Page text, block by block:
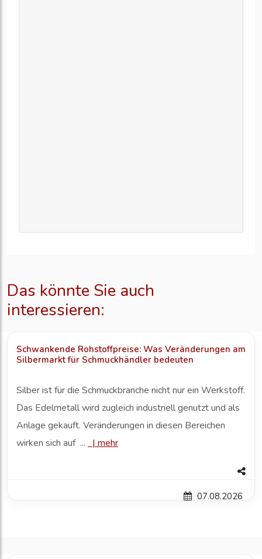
Das könnte Sie auch
interessieren:
Schwankende Rohstoffpreise: Was Veränderungen am
Silbermarkt für Schmuckhändler bedeuten
Silber ist für die Schmuckbranche nicht nur ein Werkstoff.
Das Edelmetall wird zugleich industriell genutzt und als
Anlage gekauft. Veränderungen in diesen Bereichen
wirken sich auf ...
| mehr
07.08.2026